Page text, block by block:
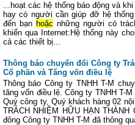
...hoạt các hệ thống báo động và
hay có người cần giúp đỡ hệ
đến bạn hoặc những người có
khiển qua Internet:Hệ thống này
cả các thiết bị...
Thông báo chuyển đổi Công ty
Cổ phần và Tăng vốn điều lệ
Thông báo Công ty TNHH T-M
tăng vốn điều lệ. Công ty TNHH T-
Quý công ty, Quý khách hàng 02
TRÁCH NHIỆM HỮU HẠN
đông Công ty TNHH T-M đã thông